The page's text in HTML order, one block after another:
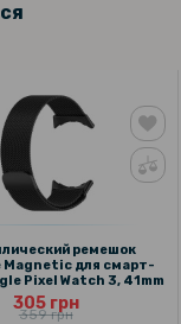
Galaxy A17
для Samsung
ремешок
Magnetic для смарт-
Pixel Watch 3, 41mm
305 грн
359 грн